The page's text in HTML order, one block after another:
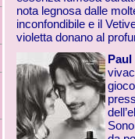
nota legnosa dalle
inconfondibile e il
violetta donano al